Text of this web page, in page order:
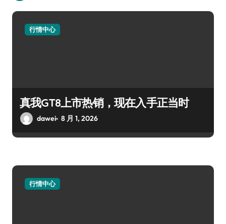
行情中心
真我GT8上市热销，现在入手正当时
dawei 8 月 1, 2026
行情中心